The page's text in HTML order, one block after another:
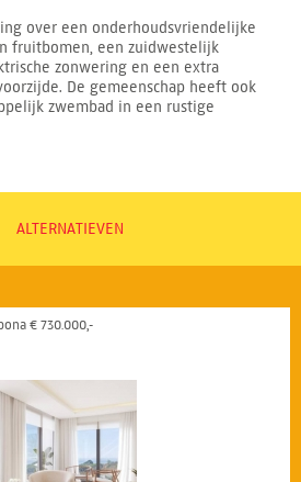
over een onderhoudsvriendelijke
fruitbomen, een zuidwestelijk
zonwering en een extra
De gemeenschap heeft ook
zwembad in een rustige
ALTERNATIEVEN
€ 730.000,-